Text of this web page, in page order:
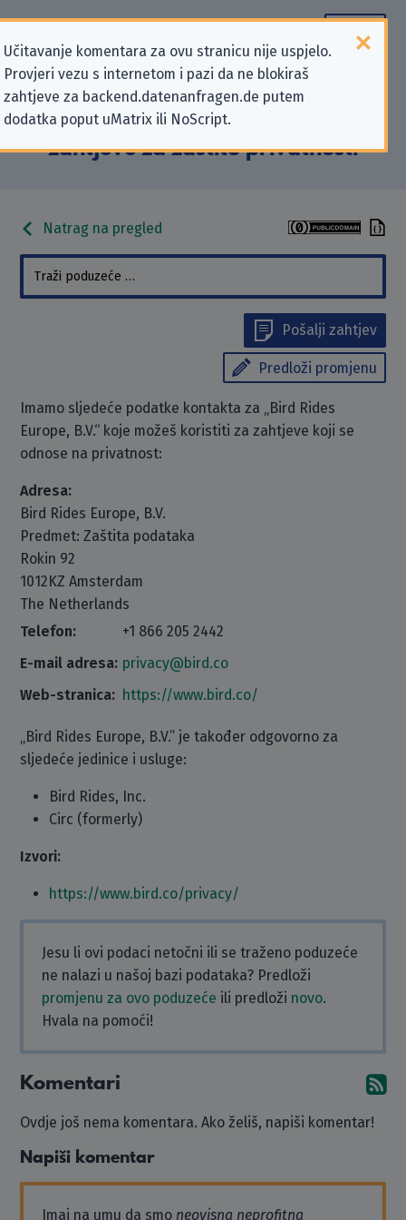
Učitavanje komentara za ovu stranicu nije uspjelo.
Provjeri vezu s internetom i pazi da ne blokiraš
zahtjeve za backend.datenanfragen.de putem
dodatka poput uMatrix ili NoScript.
Podaci kontakta „Bird Rides
Europe, B.V.” koji se odnose na
zahtjeve za zaštitu privatnosti
Natrag na pregled
Pošalji zahtjev
Predloži promjenu
Imamo sljedeće podatke kontakta za „Bird Rides
Europe, B.V.“ koje možeš koristiti za zahtjeve koji se
odnose na privatnost:
Adresa:
Bird Rides Europe, B.V.
Predmet: Zaštita podataka
Rokin 92
1012KZ Amsterdam
The Netherlands
Telefon:
+1 866 205 2442
E-mail adresa: privacy@bird.co
Web-stranica: https://www.bird.co/
„Bird Rides Europe, B.V.” je također odgovorno za
sljedeće jedinice i usluge:
Bird Rides, Inc.
Circ (formerly)
Izvori:
https://www.bird.co/privacy/
Jesu li ovi podaci netočni ili se traženo poduzeće
ne nalazi u našoj bazi podataka? Predloži
promjenu za ovo poduzeće ili predloži novo.
Hvala na pomoći!
Komentari
Ovdje još nema komentara. Ako želiš, napiši komentar!
Napiši komentar
Imaj na umu da smo neovisna neprofitna